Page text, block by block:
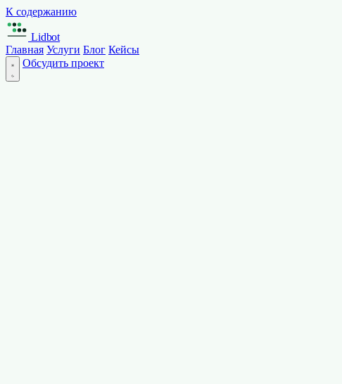
К содержанию
Lidbot
Главная Услуги Блог Кейсы
Обсудить проект